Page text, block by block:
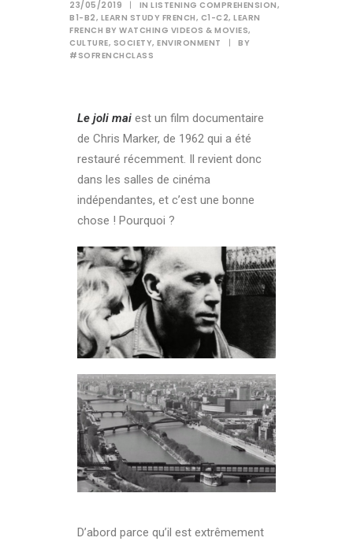
23/05/2019 | IN LISTENING COMPREHENSION,
B1-B2, LEARN STUDY FRENCH, C1-C2, LEARN
FRENCH BY WATCHING VIDEOS & MOVIES,
CULTURE, SOCIETY, ENVIRONMENT |
BY
#SOFRENCHCLASS
Le joli mai est un film documentaire
de Chris Marker, de 1962 qui a été
restauré récemment. Il revient donc
dans les salles de cinéma
indépendantes, et c’est une bonne
chose ! Pourquoi ?
D’abord parce qu’il est extrêmement